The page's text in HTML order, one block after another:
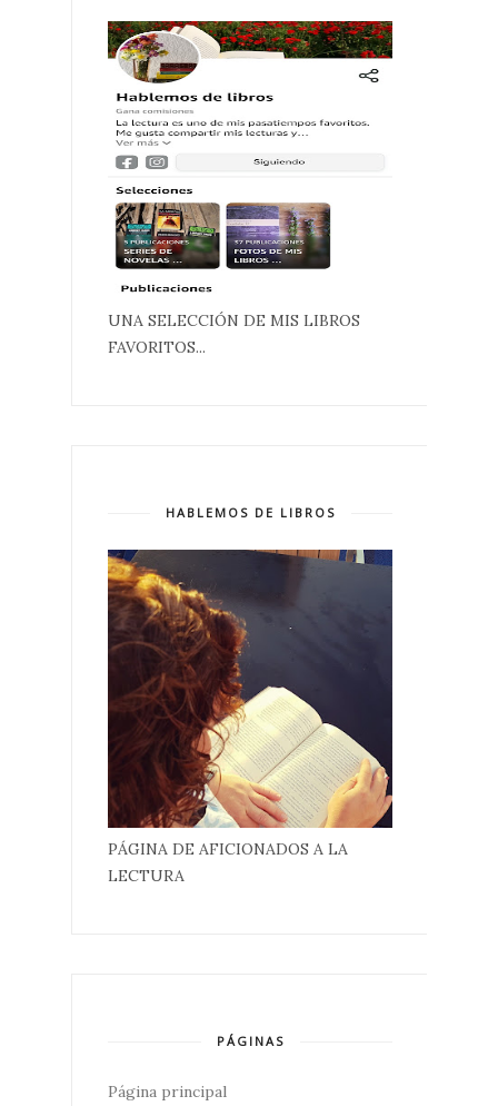
UNA SELECCIÓN DE MIS LIBROS
FAVORITOS...
HABLEMOS DE LIBROS
PÁGINA DE AFICIONADOS A LA
LECTURA
PÁGINAS
Página principal